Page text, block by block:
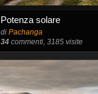
Potenza solare
di Pachanga
34commenti, 3185 visite